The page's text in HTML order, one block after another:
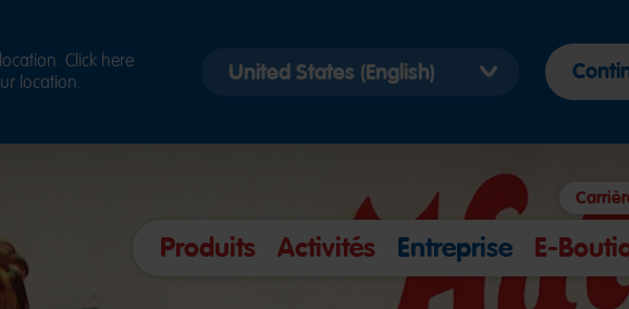
Produits Activités Entreprise E-
Click here
location.
country